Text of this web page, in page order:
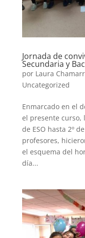
Jornada de
Secundaria y
por Laura
Uncategorized
Enmarcado en el
el presente curso,
de ESO hasta 2º
profesores,
el esquema del
día...